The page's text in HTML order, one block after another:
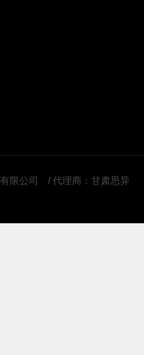
限公司
/ 代理商：甘肃思异